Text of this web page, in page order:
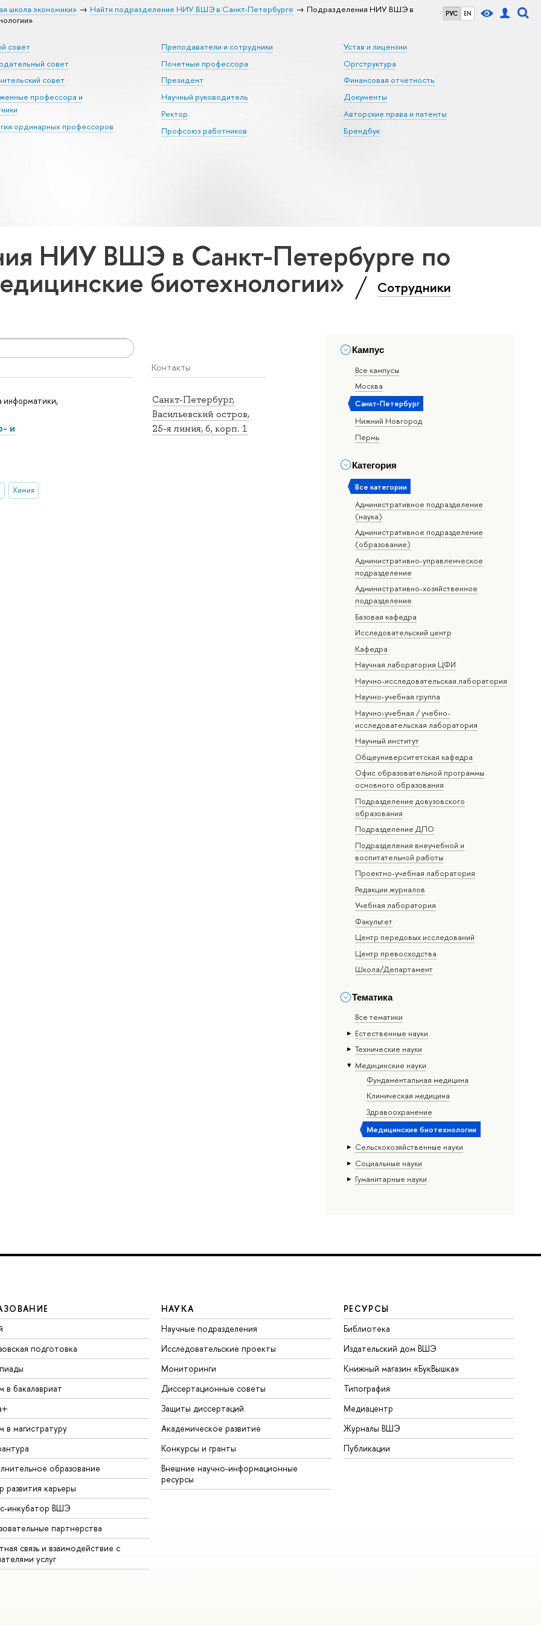
РУС EN
школа экономики» Найти подразделение НИУ ВШЭ в Санкт-Петербурге
Подразделения НИУ ВШЭ в
совет
совет
совет
профессора и
ординарных профессоров
Преподаватели и сотрудники
Почетные профессора
Президент
Научный руководитель
Ректор
Профсоюз работников
Устав и лицензии
Оргструктура
Финансовая отчетность
Документы
Авторские права и патенты
Брендбук
НИУ ВШЭ в Санкт-Петербурге по
биотехнологии» Сотрудники
Кампус
Все кампусы
Москва
Санкт-Петербург
Нижний Новгород
Пермь
Категория
Все категории
Административное подразделение
(наука)
Административное подразделение
(образование)
Административно-управленческое
подразделение
Административно-хозяйственное
подразделение
Базовая кафедра
Исследовательский центр
Кафедра
Научная лаборатория ЦФИ
Научно-исследовательская лаборатория
Научно-учебная группа
Научно-учебная / учебно-
исследовательская лаборатория
Научный институт
Общеуниверситетская кафедра
Офис образовательной программы
основного образования
Подразделение довузовского
образования
Подразделение ДПО
Подразделения внеучебной и
воспитательной работы
Проектно-учебная лаборатория
Редакции журналов
Учебная лаборатория
Факультет
Центр передовых исследований
Центр превосходства
Школа/Департамент
Тематика
Все тематики
Естественные науки
Тех­ничес­кие науки
Медицинские науки
Фундаментальная медицина
Клиническая медицина
Здравоохранение
Медицинские биотехнологии
Сельскохозяйственные науки
Социальные науки
Гуманитарные науки
Контакты
Санкт-Петербург,
Васильевский остров,
25-я линия, 6, корп. 1
и
Химия
подготовка
в бакалавриат
в магистратуру
образование
развития карьеры
инкубатор ВШЭ
партнерства
связь и взаимодействие с
услуг
НАУКА
Научные подразделения
Исследовательские проекты
Мониторинги
Диссертационные советы
Защиты диссертаций
Академическое развитие
Конкурсы и гранты
Внешние научно-информационные
ресурсы
РЕСУРСЫ
Библиотека
Издательский дом ВШЭ
Книжный магазин «БукВышка»
Типография
Медиацентр
Журналы ВШЭ
Публикации